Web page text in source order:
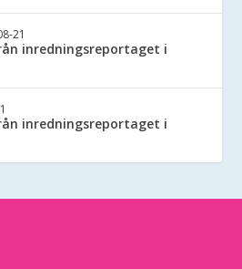
21
inredningsreportaget i
inredningsreportaget i